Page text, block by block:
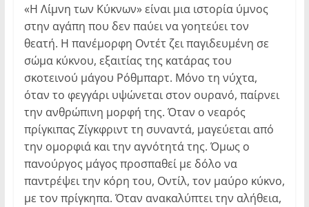
«Η Λίμνη των Κύκνων» είναι μια ιστορία ύμνος
στην αγάπη που δεν παύει να γοητεύει τον
θεατή. Η πανέμορφη Οντέτ ζει παγιδευμένη σε
σώμα κύκνου, εξαιτίας της κατάρας του
σκοτεινού μάγου Ρόθμπαρτ. Μόνο τη νύχτα,
όταν το φεγγάρι υψώνεται στον ουρανό, παίρνει
την ανθρώπινη μορφή της. Όταν ο νεαρός
πρίγκιπας Ζίγκφριντ τη συναντά, μαγεύεται από
την ομορφιά και την αγνότητά της. Όμως ο
πανούργος μάγος προσπαθεί με δόλο να
παντρέψει την κόρη του, Οντίλ, τον μαύρο κύκνο,
με τον πρίγκηπα. Όταν ανακαλύπτει την αλήθεια,